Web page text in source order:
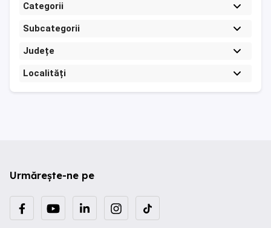
Categorii
Subcategorii
Județe
Localități
Urmărește-ne pe